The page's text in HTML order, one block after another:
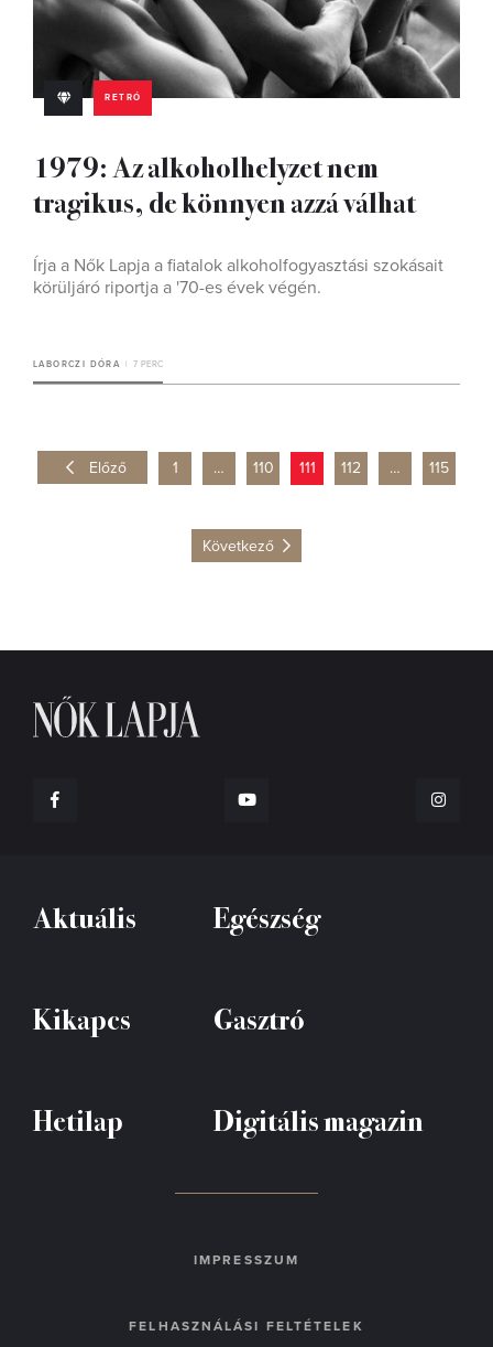
RETRÓ
1979: Az alkoholhelyzet nem
tragikus, de könnyen azzá válhat
Írja a Nők Lapja a fiatalok alkoholfogyasztási szokásait
körüljáró riportja a '70-es évek végén.
LABORCZI DÓRA 7 PERC
Előző 1 … 110 111 112 … 115
Következő
Aktuális Egészség
Kikapcs Gasztró
Hetilap Digitális magazin
IMPRESSZUM
FELHASZNÁLÁSI FELTÉTELEK